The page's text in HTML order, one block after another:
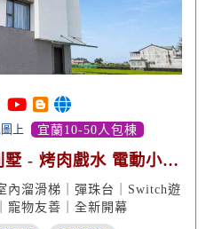
上 宜蘭10-50人包棟
墅 - 烤肉戲水 電動小賽
內溜滑梯｜彈珠台｜Switch遊
寵物友善｜全新開幕